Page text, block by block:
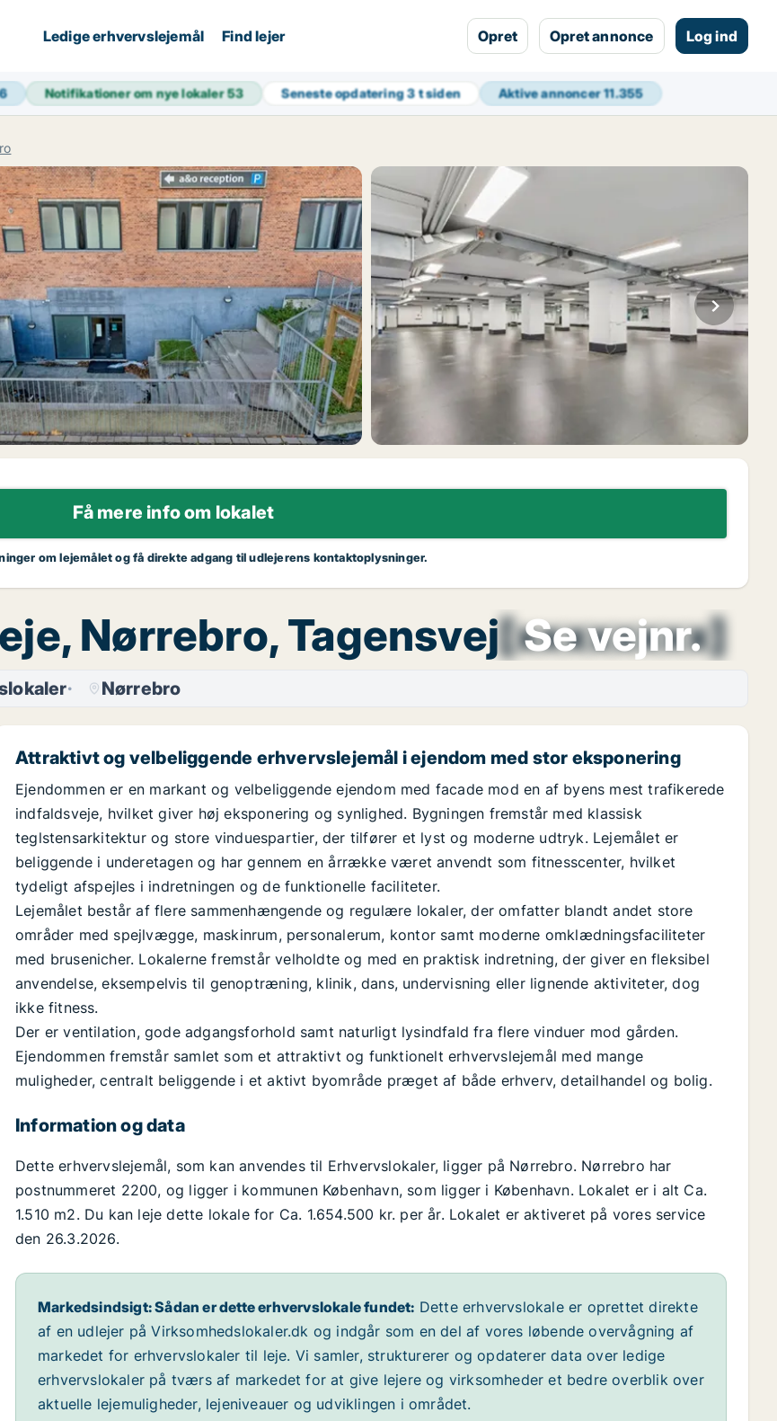
Ledige erhvervslejemål Find lejer Opret Opret annonce Log ind
Notifikationer om nye lokaler53 Seneste opdatering3 t siden Aktive annoncer11.355
Få mere info om lokalet
om lejemålet og få direkte adgang til udlejerens kontaktoplysninger.
Nørrebro, Tagensvej Se vejnr.
[xxxxxxxx]
Nørrebro
Attraktivt og velbeliggende erhvervslejemål i ejendom med stor eksponering
Ejendommen er en markant og velbeliggende ejendom med facade mod en af byens mest trafikerede
indfaldsveje, hvilket giver høj eksponering og synlighed. Bygningen fremstår med klassisk
teglstensarkitektur og store vinduespartier, der tilfører et lyst og moderne udtryk. Lejemålet er
beliggende i underetagen og har gennem en årrække været anvendt som fitnesscenter, hvilket
tydeligt afspejles i indretningen og de funktionelle faciliteter.
Lejemålet består af flere sammenhængende og regulære lokaler, der omfatter blandt andet store
områder med spejlvægge, maskinrum, personalerum, kontor samt moderne omklædningsfaciliteter
med brusenicher. Lokalerne fremstår velholdte og med en praktisk indretning, der giver en fleksibel
anvendelse, eksempelvis til genoptræning, klinik, dans, undervisning eller lignende aktiviteter, dog
ikke fitness.
Der er ventilation, gode adgangsforhold samt naturligt lysindfald fra flere vinduer mod gården.
Ejendommen fremstår samlet som et attraktivt og funktionelt erhvervslejemål med mange
muligheder, centralt beliggende i et aktivt byområde præget af både erhverv, detailhandel og bolig.
Information og data
Dette erhvervslejemål, som kan anvendes til Erhvervslokaler, ligger på Nørrebro. Nørrebro har
postnummeret 2200, og ligger i kommunen København, som ligger i København. Lokalet er i alt Ca.
1.510 m2. Du kan leje dette lokale for Ca. 1.654.500 kr. per år. Lokalet er aktiveret på vores service
den 26.3.2026.
Markedsindsigt: Sådan er dette erhvervslokale fundet: Dette erhvervslokale er oprettet direkte
af en udlejer på Virksomhedslokaler.dk og indgår som en del af vores løbende overvågning af
markedet for erhvervslokaler til leje. Vi samler, strukturerer og opdaterer data over ledige
erhvervslokaler på tværs af markedet for at give lejere og virksomheder et bedre overblik over
aktuelle lejemuligheder, lejeniveauer og udviklingen i området.